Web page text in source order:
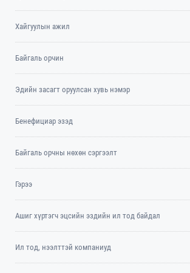
Хайгуулын ажил
Байгаль орчин
Эдийн засагт оруулсан хувь нэмэр
Бенефициар эзэд
Байгаль орчны нөхөн сэргээлт
Гэрээ
Ашиг хүртэгч эцсийн эздийн ил тод байдал
Ил тод, нээлттэй компаниуд